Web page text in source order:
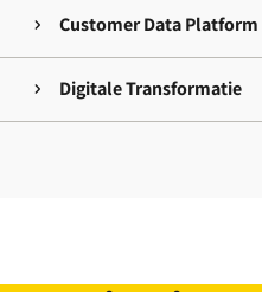
Customer Data Platform
Digitale Transformatie